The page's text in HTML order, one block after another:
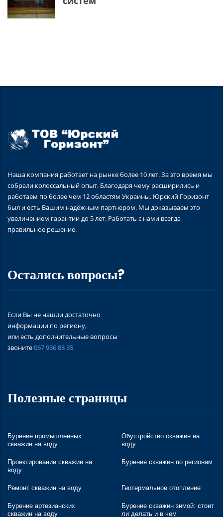
Наша компания работает на рынке более 10 лет. За это время мы
собрали колоссальный опыт. Благодаря чему расширились и
работаем по более чем 12 областям Украины. Юрский Горизонт
был и есть Вашим надёжным партнером. Мы доказываем это
увеличением гарантии до 5 лет. Работать с нами всегда
правильное решение.
Остались вопросы?
Если Вы не нашли достаточно
информации по региону,
или есть дополнительные вопросы
звоните067 936 88 35
Полезные страницы
Бурение промышленных
скважин на воду
Обустройство скважин на
воду
Проектирование скважин на
воду
Бурение скважин по регионам
Ремонт скважин на воду Геотермальное отопление
Бурение артезианских
скважин на воду
Бурение скважин зимой: стоит
ли делать и в чем